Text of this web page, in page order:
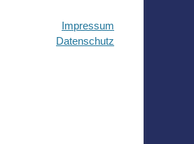
Impressum
Datenschutz